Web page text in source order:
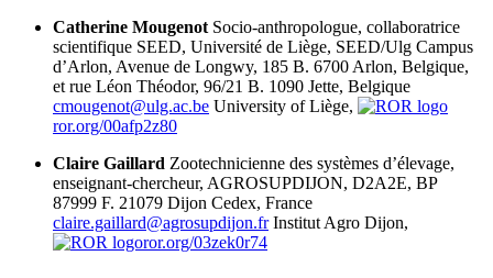
Catherine Mougenot Socio-anthropologue, collaboratrice
scientifique SEED, Université de Liège, SEED/Ulg Campus
d’Arlon, Avenue de Longwy, 185 B. 6700 Arlon, Belgique,
et rue Léon Théodor, 96/21 B. 1090 Jette, Belgique
cmougenot@ulg.ac.be University of Liège,
ror.org/00afp2z80
Claire Gaillard Zootechnicienne des systèmes d’élevage,
enseignant-chercheur, AGROSUPDIJON, D2A2E, BP
87999 F. 21079 Dijon Cedex, France
claire.gaillard@agrosupdijon.fr Institut Agro Dijon,
ror.org/03zek0r74